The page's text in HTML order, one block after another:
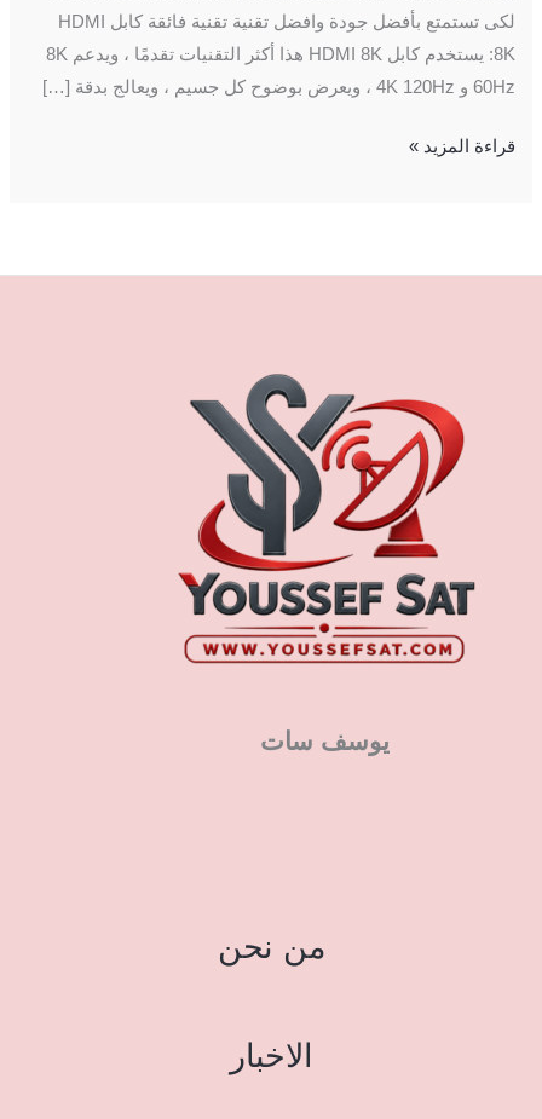
لكى تستمتع بأفضل جودة وافضل تقنية تقنية فائقة كابل HDMI
8K: يستخدم كابل HDMI 8K هذا أكثر التقنيات تقدمًا ، ويدعم 8K
60Hz و 4K 120Hz ، ويعرض بوضوح كل جسيم ، ويعالج بدقة […]
قراءة المزيد »
يوسف سات
من نحن
الاخبار